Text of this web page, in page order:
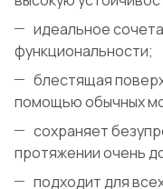
идеальное
функциональности;
блестящая
помощью обычных
сохраняет
протяжении очень
подходит для